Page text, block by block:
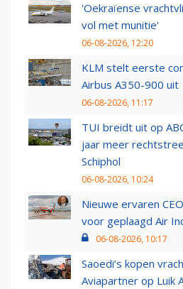
'Oekraïense
vol met munitie'
06-08-2026, 12:20
KLM stelt eerste
Airbus A350-900 uit
06-08-2026, 11:17
TUI breidt uit op
jaar meer
Schiphol
06-08-2026, 10:24
Nieuwe ervaren
voor geplaagd Air
06-08-2026, 10:17
Saoedi’s kopen
Aviapartner op Luik